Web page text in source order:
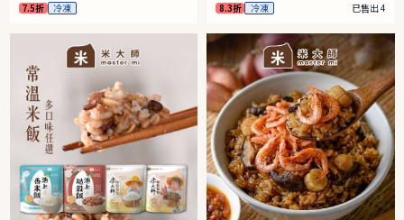
7.5折 冷凍 8.3折 冷凍 已售出 4